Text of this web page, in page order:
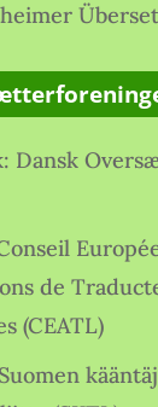
Dansk
de
(CEATL)